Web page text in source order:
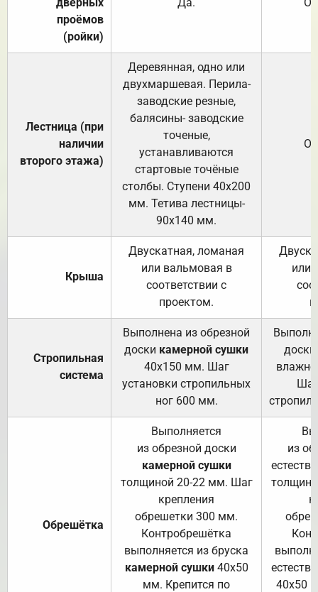
проёмов
(ройки)
Лестница (при
наличии
второго этажа)
Деревянная, одно или
двухмаршевая. Перила-
заводские резные,
балясины- заводские
точеные,
устанавливаются
стартовые точёные
столбы. Ступени 40х200
мм. Тетива лестницы-
90х140 мм.
Крыша
Двускатная, ломаная
или вальмовая в
соответствии с
проектом.
или
Стропильная
система
Выполнена из обрезной
доски камерной сушки
40х150 мм. Шаг
установки стропильных
ног 600 мм.
доски
Обрешётка
Выполняется
из обрезной доски
камерной сушки
толщиной 20-22 мм. Шаг
крепления
обрешетки 300 мм.
Контробрешётка
выполняется из бруска
камерной сушки40х50
мм. Крепится по
из
40х50